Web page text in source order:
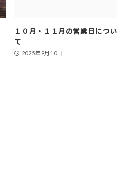
１０月・１１月の営業日につい
て
2025年9月10日